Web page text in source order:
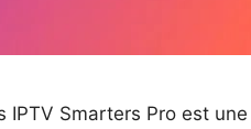
Smarters Pro est